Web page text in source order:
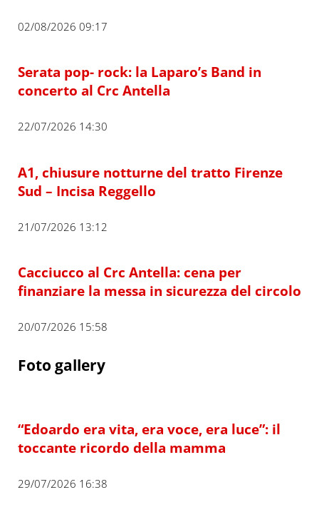
02/08/2026 09:17
Serata pop- rock: la Laparo’s Band in
concerto al Crc Antella
22/07/2026 14:30
A1, chiusure notturne del tratto Firenze
Sud – Incisa Reggello
21/07/2026 13:12
Cacciucco al Crc Antella: cena per
finanziare la messa in sicurezza del circolo
20/07/2026 15:58
Foto gallery
“Edoardo era vita, era voce, era luce”: il
toccante ricordo della mamma
29/07/2026 16:38